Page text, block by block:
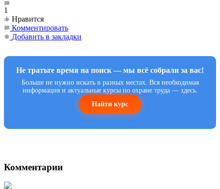
1
Нравится
Комментировать
Добавить в закладки
Не тратьте время на поиск — мы всё собрали за вас!
Больше не нужно искать в разных местах. Вся необходимая
информация и актуальные курсы по охране труда — здесь.
Найти курс
Комментарии